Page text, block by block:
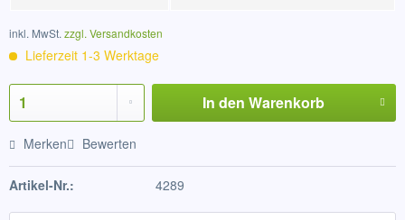
inkl. MwSt. zzgl. Versandkosten
Lieferzeit 1-3 Werktage
In den Warenkorb
Merken Bewerten
Artikel-Nr.: 4289